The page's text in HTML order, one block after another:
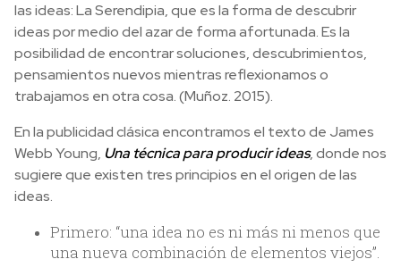
las ideas: La Serendipia, que es la forma de descubrir
ideas por medio del azar de forma afortunada. Es la
posibilidad de encontrar soluciones, descubrimientos,
pensamientos nuevos mientras reflexionamos o
trabajamos en otra cosa. (Muñoz. 2015).
En la publicidad clásica encontramos el texto de James
Webb Young, Una técnica para producir ideas, donde nos
sugiere que existen tres principios en el origen de las
ideas.
Primero: “una idea no es ni más ni menos que
una nueva combinación de elementos viejos”.